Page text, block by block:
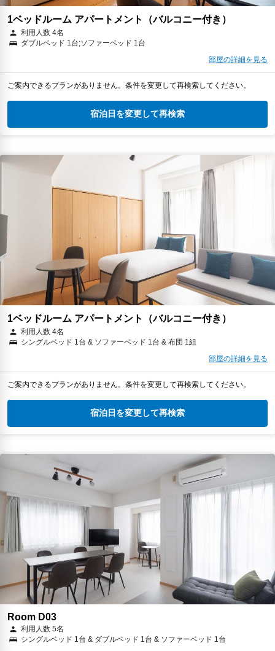
1ベッドルーム アパートメント（バルコニー付き）
利用人数 4名
ダブルベッド 1台;ソファーベッド 1台
部屋の詳細を見る
ご案内できるプランがありません。条件を変更して再検索してください。
宿泊日を変更して再検索
1ベッドルーム アパートメント（バルコニー付き）
利用人数 4名
シングルベッド 1台 & ソファーベッド 1台 & 布団 1組
部屋の詳細を見る
ご案内できるプランがありません。条件を変更して再検索してください。
宿泊日を変更して再検索
Room D03
利用人数 5名
シングルベッド 1台 & ダブルベッド 1台 & ソファーベッド 1台